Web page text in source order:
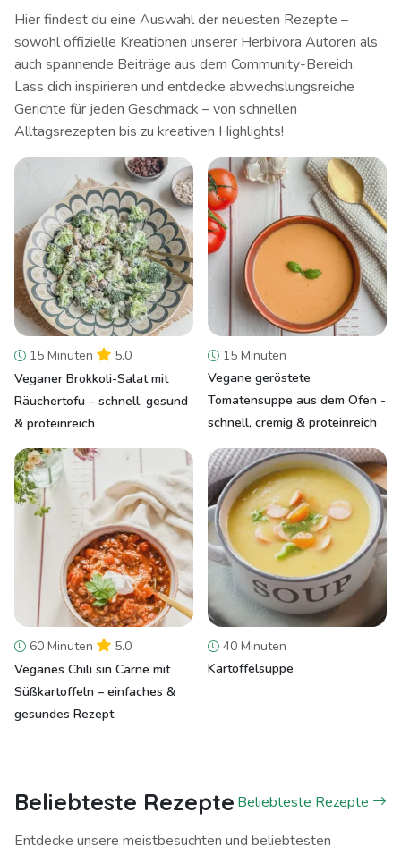
Hier findest du eine Auswahl der neuesten Rezepte –
sowohl offizielle Kreationen unserer Herbivora Autoren als
auch spannende Beiträge aus dem Community-Bereich.
Lass dich inspirieren und entdecke abwechslungsreiche
Gerichte für jeden Geschmack – von schnellen
Alltagsrezepten bis zu kreativen Highlights!
15 Minuten
5.0
Veganer Brokkoli-Salat mit
Räuchertofu – schnell, gesund
& proteinreich
15 Minuten
Vegane geröstete
Tomatensuppe aus dem Ofen -
schnell, cremig & proteinreich
60 Minuten
5.0
Veganes Chili sin Carne mit
Süßkartoffeln – einfaches &
gesundes Rezept
40 Minuten
Kartoffelsuppe
Beliebteste Rezepte Beliebteste Rezepte
Entdecke unsere meistbesuchten und beliebtesten